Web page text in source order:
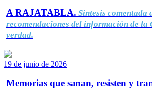
A RAJATABLA. Síntesis comentada
recomendaciones del información de la
verdad.
19 de junio de 2026
Memorias que sanan, resisten y